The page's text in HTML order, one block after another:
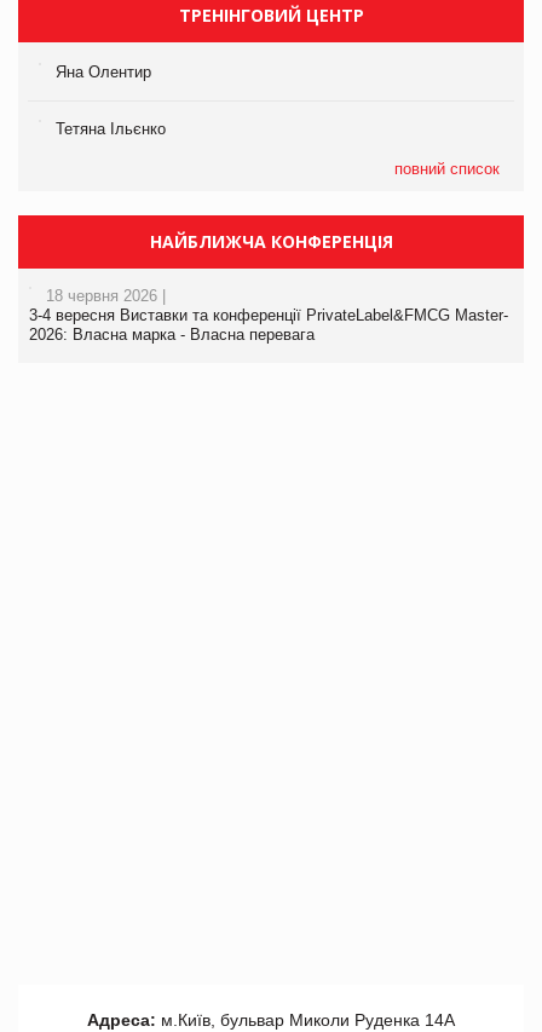
ТРЕНІНГОВИЙ ЦЕНТР
Яна Олентир
Тетяна Ільєнко
повний список
НАЙБЛИЖЧА КОНФЕРЕНЦІЯ
18 червня 2026 |
3-4 вересня Виставки та конференції PrivateLabel&FMCG Master-
2026: Власна марка - Власна перевага
Адреса: м.Київ, бульвар Миколи Руденка 14А